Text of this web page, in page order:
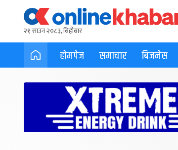
२१ साउन २०८३, बिहीबार
होमपेज समाचार बिजनेस